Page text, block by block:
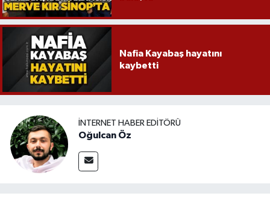
Nafia Kayabaş hayatını
kaybetti
İNTERNET HABER EDITÖRÜ
Oğulcan Öz